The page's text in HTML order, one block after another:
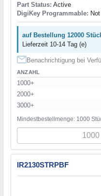
Part Status: Active
DigiKey Programmable:
auf Bestellung 12000
Lieferzeit 10-14 Tag (e)
Benachrichtigung bei
ANZAHL
1000+
2000+
3000+
Mindestbestellmenge: 1000
IR2130STRPBF